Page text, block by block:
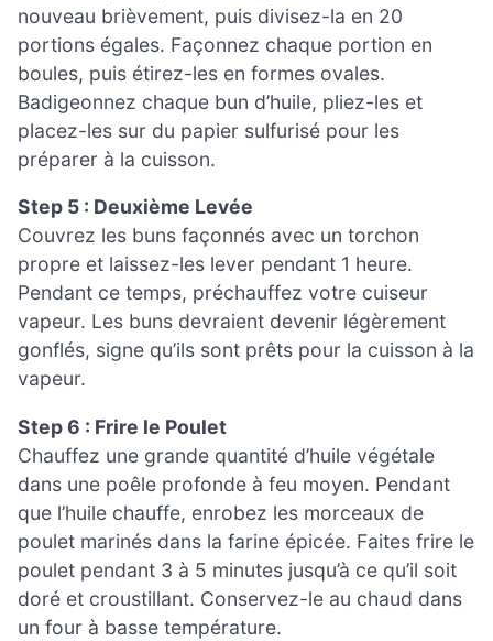
nouveau brièvement, puis divisez-la en 20
portions égales. Façonnez chaque portion en
boules, puis étirez-les en formes ovales.
Badigeonnez chaque bun d’huile, pliez-les et
placez-les sur du papier sulfurisé pour les
préparer à la cuisson.
Step 5 : Deuxième Levée
Couvrez les buns façonnés avec un torchon
propre et laissez-les lever pendant 1 heure.
Pendant ce temps, préchauffez votre cuiseur
vapeur. Les buns devraient devenir légèrement
gonflés, signe qu’ils sont prêts pour la cuisson à la
vapeur.
Step 6 : Frire le Poulet
Chauffez une grande quantité d’huile végétale
dans une poêle profonde à feu moyen. Pendant
que l’huile chauffe, enrobez les morceaux de
poulet marinés dans la farine épicée. Faites frire le
poulet pendant 3 à 5 minutes jusqu’à ce qu’il soit
doré et croustillant. Conservez-le au chaud dans
un four à basse température.